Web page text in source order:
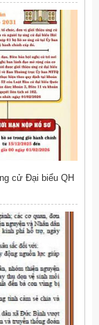
cử Đại biểu QH